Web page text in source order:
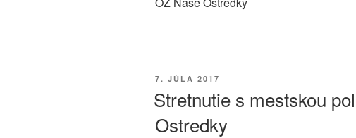
PUBLIKOVANÉ
7. JÚLA 2017
Stretnutie s mestskou
Ostredky